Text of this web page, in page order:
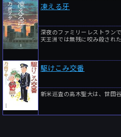
凍える牙
深夜のファミリーレストラン
天王洲では無残に咬み殺され
駆けこみ交番
新米巡査の高木聖大は、世田